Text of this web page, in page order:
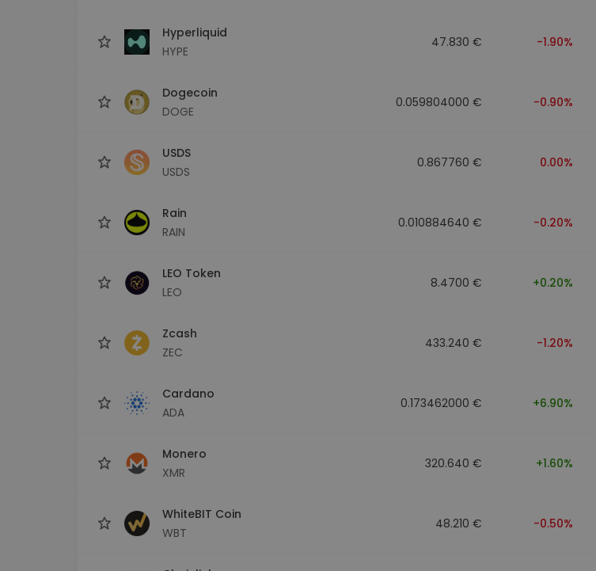
Hyperliquid
HYPE
47.830 € -1.90%
Dogecoin
DOGE
0.059804000 € -0.90%
USDS
USDS
0.867760 € 0.00%
Rain
RAIN
0.010884640 € -0.20%
LEO Token
LEO
8.4700 € +0.20%
Zcash
ZEC
433.240 € -1.20%
Cardano
ADA
0.173462000 € +6.90%
Monero
XMR
320.640 € +1.60%
WhiteBIT Coin
WBT
48.210 € -0.50%